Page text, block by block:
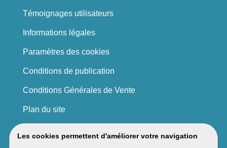
Les cookies permettent d'améliorer votre navigation
Témoignages utilisateurs
Informations légales
Paramètres des cookies
Conditions de publication
Conditions Générales de Vente
Plan du site